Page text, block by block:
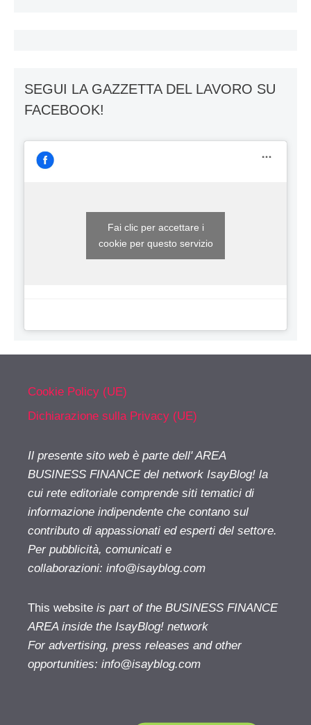
SEGUI LA GAZZETTA DEL LAVORO SU
FACEBOOK!
Fai clic per accettare i
cookie per questo servizio
Cookie Policy (UE)
Dichiarazione sulla Privacy (UE)
Il presente sito web è parte dell' AREA
BUSINESS FINANCE del network IsayBlog! la
cui rete editoriale comprende siti tematici di
informazione indipendente che contano sul
contributo di appassionati ed esperti del settore.
Per pubblicità, comunicati e
collaborazioni: info@isayblog.com
This website is part of the BUSINESS FINANCE
AREA inside the IsayBlog! network
For advertising, press releases and other
opportunities: info@isayblog.com